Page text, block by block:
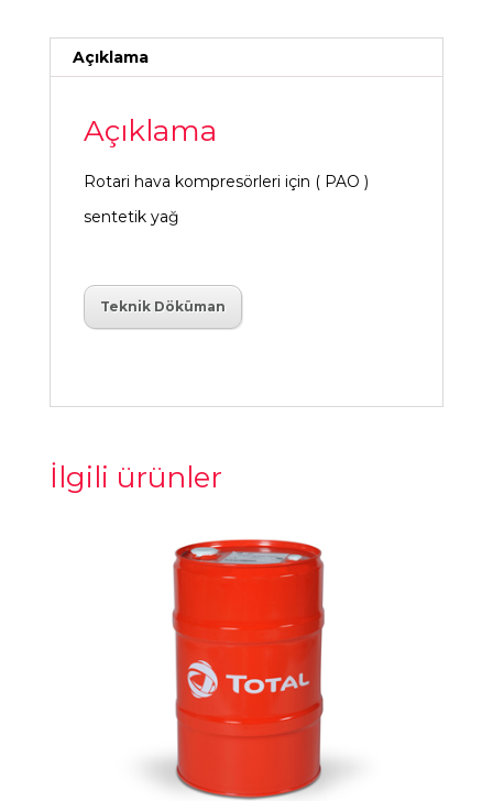
Açıklama
Açıklama
Rotari hava kompresörleri için ( PAO )
sentetik yağ
Teknik Döküman
İlgili ürünler